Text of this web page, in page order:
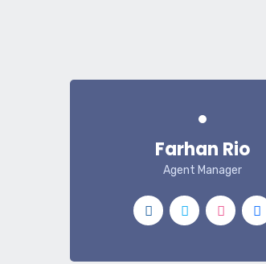
Farhan Rio
Agent Manager